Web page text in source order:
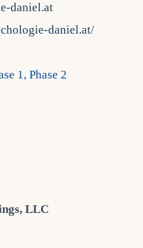
daniel.at
daniel.at/
1, Phase 2
LLC